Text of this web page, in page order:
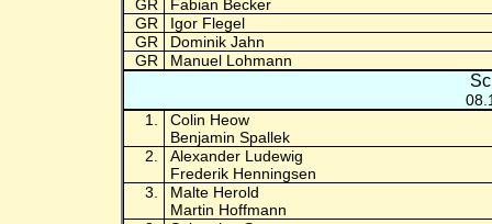
GR
Fabian Becker
GR
Igor Flegel
GR
Dominik Jahn
GR
Manuel Lohmann
1.
Colin Heow
Benjamin Spallek
2.
Alexander Ludewig
Frederik Henningsen
3.
Malte Herold
Martin Hoffmann